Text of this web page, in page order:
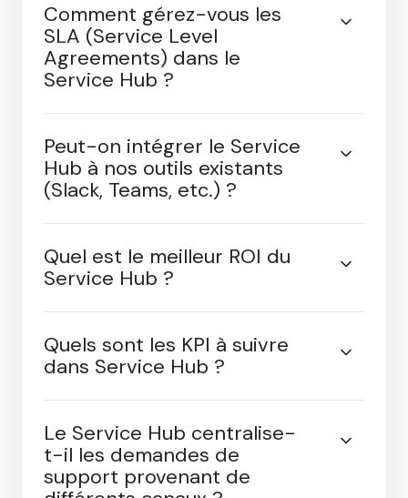
Comment gérez-vous les
SLA (Service Level
Agreements) dans le
Service Hub ?
Peut-on intégrer le Service
Hub à nos outils existants
(Slack, Teams, etc.) ?
Quel est le meilleur ROI du
Service Hub ?
Quels sont les KPI à suivre
dans Service Hub ?
Le Service Hub centralise-
t-il les demandes de
support provenant de